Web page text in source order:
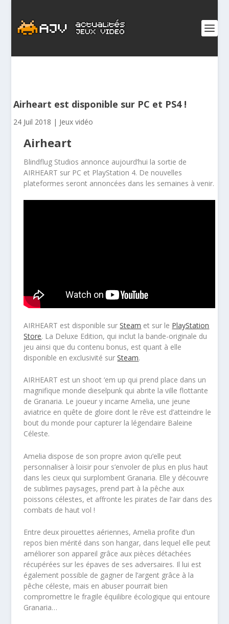
Airheart est disponible sur PC et PS4 !
24 Juil 2018 | Jeux vidéo
Airheart
Blindflug Studios annonce aujourd’hui la sortie de
AIRHEART sur PC et PlayStation 4. De nouvelles
plateformes seront annoncées dans les semaines à venir.
AIRHEART est disponible surSteam et sur le PlayStation
Store. La Deluxe Edition, qui inclut la bande-originale du
jeu ainsi que du contenu bonus, est quant à elle
disponible en exclusivité surSteam.
AIRHEART est un shoot ‘em up qui prend place dans un
magnifique monde dieselpunk qui abrite la ville flottante
de Granaria. Le joueur y incarne Amelia, une jeune
aviatrice en quête de gloire dont le rêve est d’atteindre le
bout du monde pour capturer la légendaire Baleine
Céleste.
Amelia dispose de son propre avion qu’elle peut
personnaliser à loisir pour s’envoler de plus en plus haut
dans les cieux qui surplombent Granaria. Elle y découvre
de sublimes paysages, prend part à la pêche aux
poissons célestes, et affronte les pirates de l’air dans des
combats de haut vol !
Entre deux pirouettes aériennes, Amelia profite d’un
repos bien mérité dans son hangar, dans lequel elle peut
améliorer son appareil grâce aux pièces détachées
récupérées sur les épaves de ses adversaires. Il lui est
également possible de gagner de l’argent grâce à la
pêche céleste, mais en abuser pourrait bien
compromettre le fragile équilibre écologique qui entoure
Granaria…